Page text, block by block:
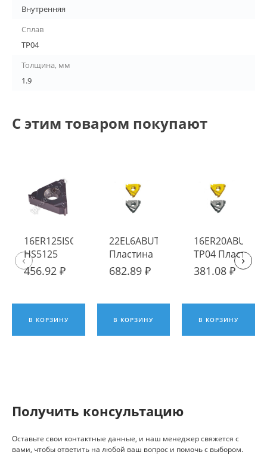
Внутренняя
Сплав
TP04
Толщина, мм
1.9
С этим товаром покупают
16ER125ISO-
HS5125
Пластина
456.92 ₽
В КОРЗИНУ
22EL6ABUT TP04
Пластина
твердосплавная
682.89 ₽
В КОРЗИНУ
16ER20ABUT
TP04 Пластина
381.08 ₽
В КОРЗИНУ
‹ ›
Получить консультацию
Оставьте свои контактные данные, и наш менеджер свяжется с
вами, чтобы ответить на любой ваш вопрос и помочь с выбором.